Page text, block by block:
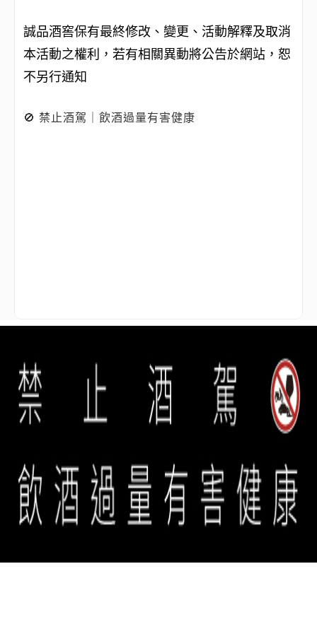
誠品酒窖保有最終修改、變更、活動解釋及取消
本活動之權利，若有相關異動將公告於網站，恕
不另行通知
🚫 禁止酒駕｜飲酒過量有害健康
誠品生活餐旅事業群 copyright © 2026 eslite spectrum all rights
reserved.